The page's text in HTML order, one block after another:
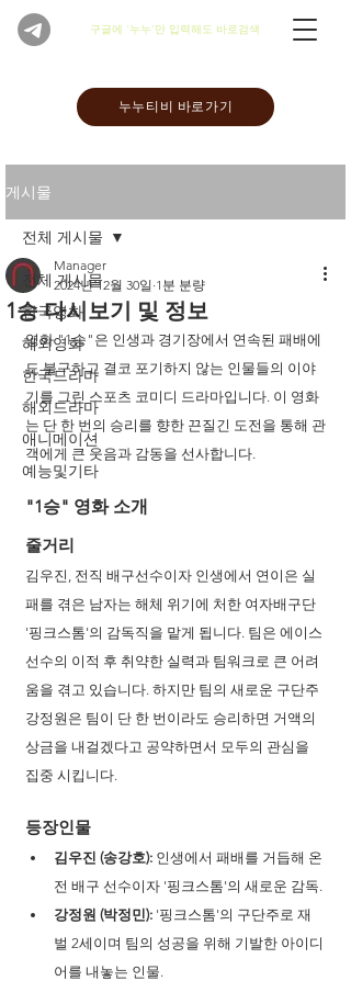
​구글에 '누누'만 입력해도 바로검색
누누티비 바로가기
게시물
전체 게시물
한국영화
해외영화
한국드라마
해외드라마
애니메이션
예능및기타
전체 게시물
1승 다시보기 및 정보
Manager
2024년 12월 30일 1분 분량
영화 "1승"은 인생과 경기장에서 연속된 패배에
도 불구하고 결코 포기하지 않는 인물들의 이야
기를 그린 스포츠 코미디 드라마입니다. 이 영화
는 단 한 번의 승리를 향한 끈질긴 도전을 통해 관
객에게 큰 웃음과 감동을 선사합니다.
"1승" 영화 소개
줄거리
김우진, 전직 배구선수이자 인생에서 연이은 실
패를 겪은 남자는 해체 위기에 처한 여자배구단
'핑크스톰'의 감독직을 맡게 됩니다. 팀은 에이스
선수의 이적 후 취약한 실력과 팀워크로 큰 어려
움을 겪고 있습니다. 하지만 팀의 새로운 구단주
강정원은 팀이 단 한 번이라도 승리하면 거액의
상금을 내걸겠다고 공약하면서 모두의 관심을
집중 시킵니다.
등장인물
김우진 (송강호): 인생에서 패배를 거듭해 온
전 배구 선수이자 '핑크스톰'의 새로운 감독.
강정원 (박정민): '핑크스톰'의 구단주로 재
벌 2세이며 팀의 성공을 위해 기발한 아이디
어를 내놓는 인물.